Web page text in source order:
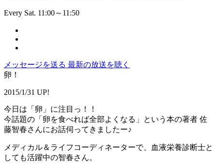
Every Sat. 11:00～11:50
メッセージを送る 最新の放送を聴く
卵！
2015/1/31 UP!
今日は「卵」に注目っ！！
今話題の「卵を食べれば全部よくなる」という本の著者 佐
藤智春さんにお話伺ってきましたー♪
メディカル＆ライフコーディネーターで、血液栄養診断士と
しても活躍中の智春さん。